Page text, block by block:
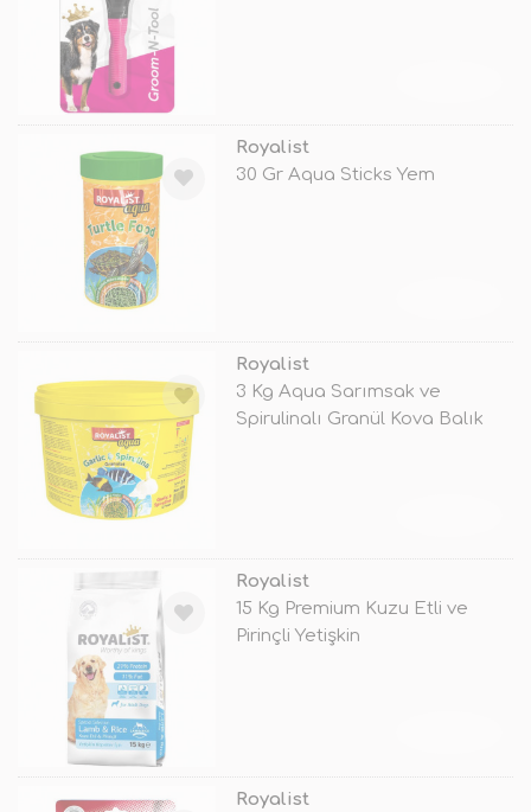
Royalist
30 Gr Aqua Sticks Yem
Royalist
3 Kg Aqua Sarımsak ve
Spirulinalı Granül Kova Balık
Royalist
15 Kg Premium Kuzu Etli ve
Pirinçli Yetişkin
Royalist